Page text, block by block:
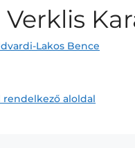
Verklis
Lakos Bence
rendelkező aloldal